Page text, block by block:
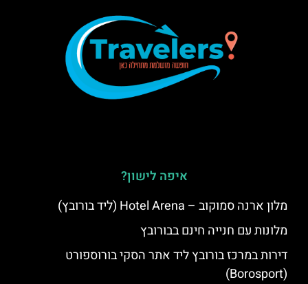
איפה לישון?
מלון ארנה סמוקוב – Hotel Arena (ליד בורובץ)
מלונות עם חנייה חינם בבורובץ
דירות במרכז בורובץ ליד אתר הסקי בורוספורט
(Borosport)